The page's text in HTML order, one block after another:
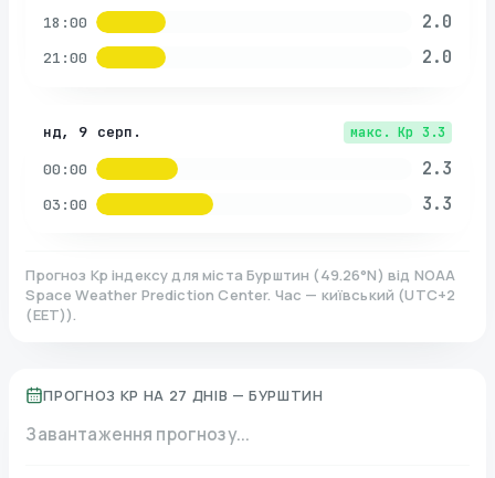
18:00 2.0
21:00 2.0
нд, 9 серп. макс. Kp 3.3
00:00 2.3
03:00 3.3
Прогноз Kp індексу для міста Бурштин (49.26°N) від NOAA
Space Weather Prediction Center. Час — київський (UTC+2
(EET)).
ПРОГНОЗ KP НА 27 ДНІВ — БУРШТИН
Завантаження прогнозу...